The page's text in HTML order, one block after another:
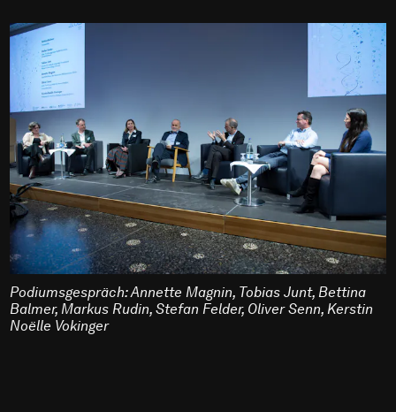
Podiumsgespräch: Annette Magnin, Tobias Junt, Bettina
Balmer, Markus Rudin, Stefan Felder, Oliver Senn, Kerstin
Noëlle Vokinger